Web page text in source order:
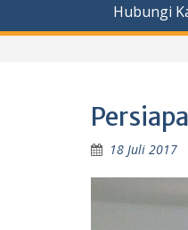
Hubungi
18 Juli 2017